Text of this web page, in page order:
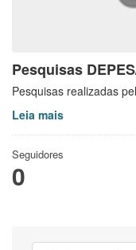
Pesquisas
Pesquisas realizadas
Leia mais
Seguidores
0